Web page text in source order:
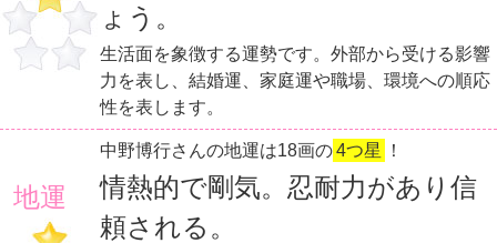
ょう。
生活面を象徴する運勢です。外部から受ける影響
力を表し、結婚運、家庭運や職場、環境への順応
性を表します。
地運
中野博行さんの地運は18画の4つ星 ！
情熱的で剛気。忍耐力があり信
頼される。